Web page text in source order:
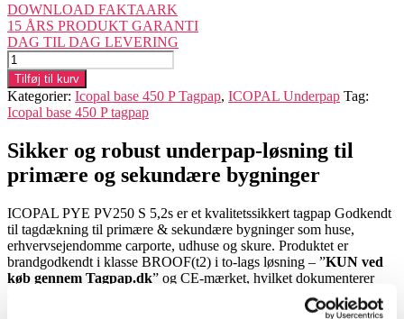
DOWNLOAD FAKTAARK
15 ÅRS PRODUKT GARANTI
DAG TIL DAG LEVERING
ICOPAL
PYE
underpap
antal
Tilføj til kurv
Kategorier: Icopal base 450 P Tagpap, ICOPAL Underpap Tag:
Icopal base 450 P tagpap
Sikker og robust underpap-løsning til
primære og sekundære bygninger
ICOPAL PYE PV250 S 5,2s er et kvalitetssikkert tagpap Godkendt
til tagdækning til primære & sekundære bygninger som huse,
erhvervsejendomme carporte, udhuse og skure. Produktet er
brandgodkendt i klasse BROOF(t2) i to-lags løsning – ”KUN ved
køb gennem Tagpap.dk” og CE-mærket, hvilket dokumenterer
dets brandsikkerhed og overholdelse af danske standarder. Denne
Icopal underpap er velegnet til svejsning med brænder, hvilket sikrer